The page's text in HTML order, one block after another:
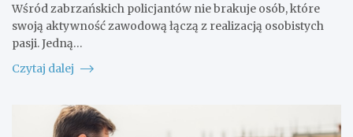
Wśród zabrzańskich policjantów nie brakuje osób, które
swoją aktywność zawodową łączą z realizacją osobistych
pasji. Jedną…
Czytaj dalej